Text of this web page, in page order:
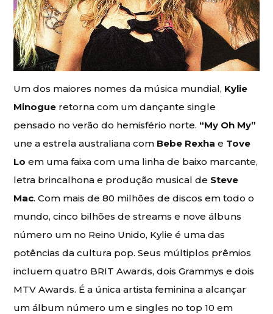
Um dos maiores nomes da música mundial, Kylie
Minogue retorna com um dançante single
pensado no verão do hemisfério norte. “My Oh My”
une a estrela australiana com Bebe Rexha e Tove
Lo em uma faixa com uma linha de baixo marcante,
letra brincalhona e produção musical de Steve
Mac. Com mais de 80 milhões de discos em todo o
mundo, cinco bilhões de streams e nove álbuns
número um no Reino Unido, Kylie é uma das
potências da cultura pop. Seus múltiplos prêmios
incluem quatro BRIT Awards, dois Grammys e dois
MTV Awards. É a única artista feminina a alcançar
um álbum número um e singles no top 10 em